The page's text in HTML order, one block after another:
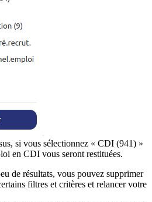
si vous sélectionnez « CDI (941) »
en CDI vous seront restituées.
de résultats, vous pouvez supprimer
filtres et critères et relancer votre